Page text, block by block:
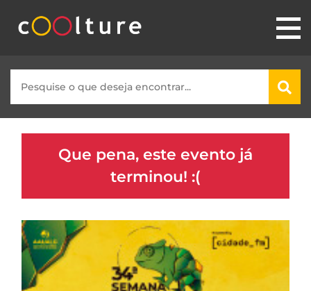
Que pena, este evento já
terminou! :(